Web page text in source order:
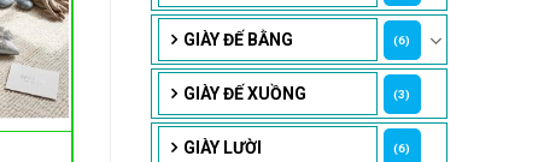
GIÀY ĐẾ BẰNG (6)
GIÀY ĐẾ XUỒNG (3)
GIÀY LƯỜI (6)